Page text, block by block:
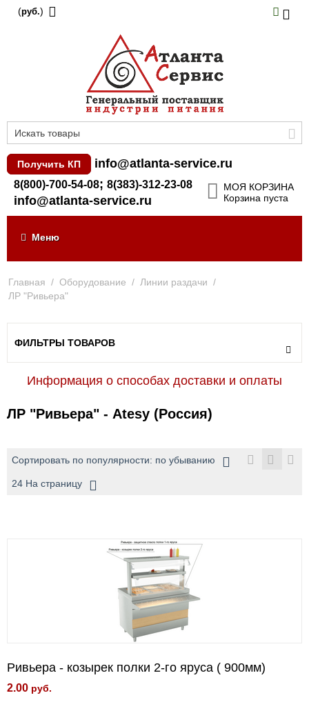
(руб.)
Получить КП info@atlanta-service.ru
8(800)-700-54-08; 8(383)-312-23-08
info@atlanta-service.ru
МОЯ КОРЗИНА
Корзина пуста
Меню
Главная / Оборудование / Линии раздачи /
ЛР "Ривьера"
ФИЛЬТРЫ ТОВАРОВ
Информация о способах доставки и оплаты
ЛР "Ривьера" - Atesy (Россия)
Сортировать по популярности: по убыванию
24 На страницу
Ривьера - козырек полки 2-го яруса ( 900мм)
2.00 руб.